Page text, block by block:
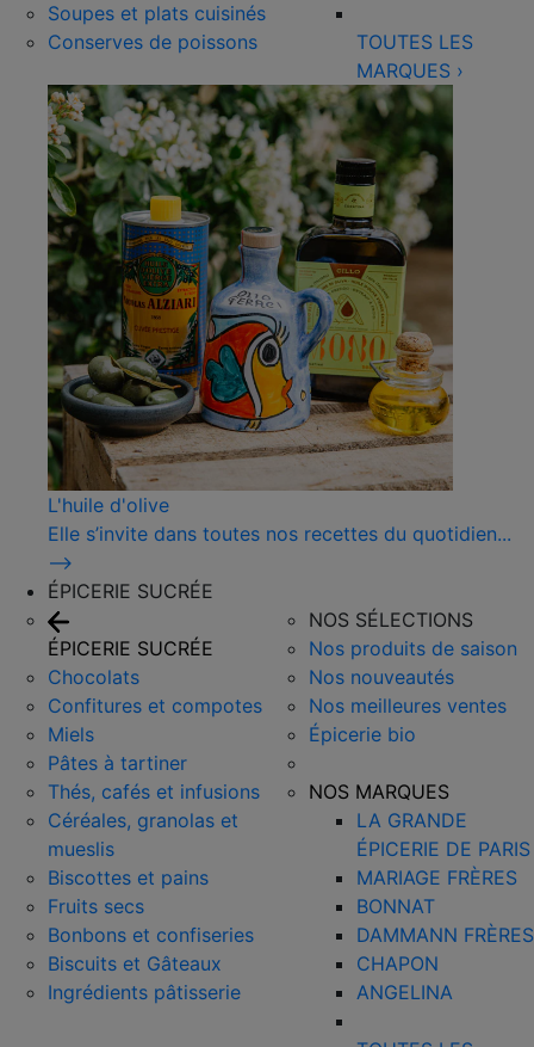
Soupes et plats cuisinés
Conserves de poissons
TOUTES LES
MARQUES ›
L'huile d'olive
Elle s’invite dans toutes nos recettes du quotidien...
⟶
ÉPICERIE SUCRÉE
ÉPICERIE SUCRÉE
Chocolats
Confitures et compotes
Miels
Pâtes à tartiner
Thés, cafés et infusions
Céréales, granolas et
mueslis
Biscottes et pains
Fruits secs
Bonbons et confiseries
Biscuits et Gâteaux
Ingrédients pâtisserie
NOS SÉLECTIONS
Nos produits de saison
Nos nouveautés
Nos meilleures ventes
Épicerie bio
NOS MARQUES
LA GRANDE
ÉPICERIE DE PARIS
MARIAGE FRÈRES
BONNAT
DAMMANN FRÈRES
CHAPON
ANGELINA